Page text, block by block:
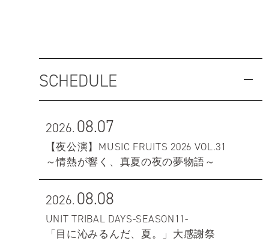
SCHEDULE
2026.08.07
【夜公演】MUSIC FRUITS 2026 VOL.31
～情熱が響く、真夏の夜の夢物語～
2026.08.08
UNIT TRIBAL DAYS-SEASON11-
「目に沁みるんだ、夏。」大感謝祭